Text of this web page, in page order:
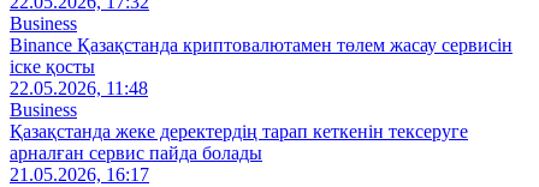
Business
Binance Қазақстанда криптовалютамен төлем жасау сервисін
іске қосты
22.05.2026, 11:48
Business
Қазақстанда жеке деректердің тарап кеткенін тексеруге
арналған сервис пайда болады
21.05.2026, 16:17